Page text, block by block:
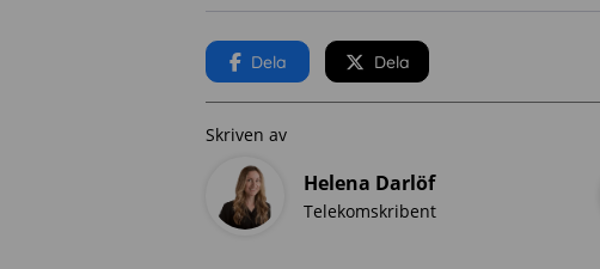
Dela Dela
Skriven av
Helena Darlöf
Telekomskribent